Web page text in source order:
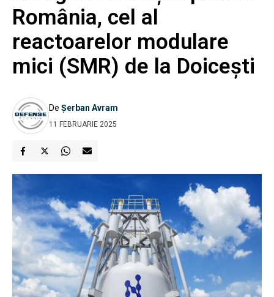
România, cel al
reactoarelor modulare
mici (SMR) de la Doicești
De Șerban Avram
11 FEBRUARIE 2025